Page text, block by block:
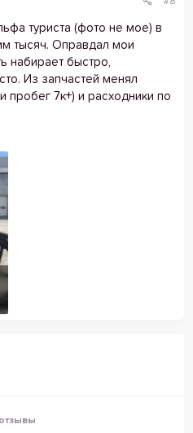
туриста (фото не мое) в
тысяч. Оправдал мои
набирает быстро,
Из запчастей менял
пробег 7к+) и расходники по